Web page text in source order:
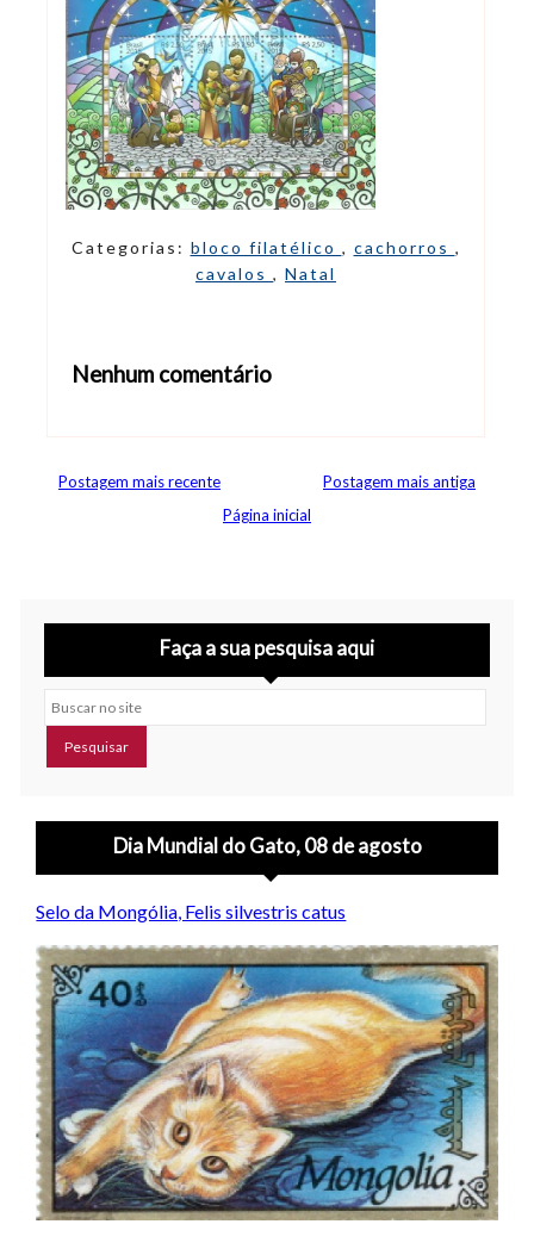
Categorias: bloco filatélico , cachorros ,
cavalos , Natal
Nenhum comentário
Postagem mais recente
Postagem mais antiga
Página inicial
Faça a sua pesquisa aqui
Buscar no site
Dia Mundial do Gato, 08 de agosto
Selo da Mongólia, Felis silvestris catus